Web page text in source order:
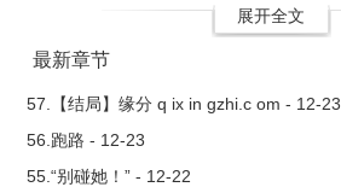
展开全文
最新章节
57.【结局】缘分 q ix in gzhi.c om - 12-23
56.跑路 - 12-23
55.“别碰她！” - 12-22